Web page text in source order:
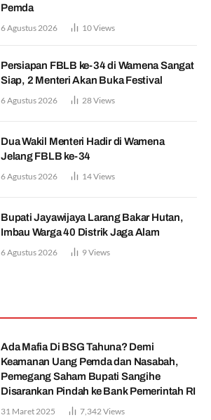
Pemda
6 Agustus 2026 10Views
Persiapan FBLB ke-34 di Wamena Sangat
Siap, 2 Menteri Akan Buka Festival
6 Agustus 2026 28Views
Dua Wakil Menteri Hadir di Wamena
Jelang FBLB ke-34
6 Agustus 2026 14Views
Bupati Jayawijaya Larang Bakar Hutan,
Imbau Warga 40 Distrik Jaga Alam
6 Agustus 2026 9Views
Ada Mafia Di BSG Tahuna? Demi
Keamanan Uang Pemda dan Nasabah,
Pemegang Saham Bupati Sangihe
Disarankan Pindah ke Bank Pemerintah RI
31 Maret 2025 7,342Views